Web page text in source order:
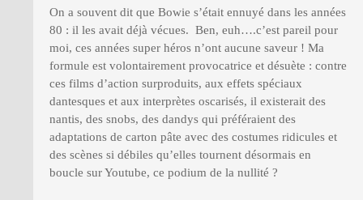
On a souvent dit que Bowie s’était ennuyé dans les années
80 : il les avait déjà vécues. Ben, euh….c’est pareil pour
moi, ces années super héros n’ont aucune saveur ! Ma
formule est volontairement provocatrice et désuète : contre
ces films d’action surproduits, aux effets spéciaux
dantesques et aux interprètes oscarisés, il existerait des
nantis, des snobs, des dandys qui préféraient des
adaptations de carton pâte avec des costumes ridicules et
des scènes si débiles qu’elles tournent désormais en
boucle sur Youtube, ce podium de la nullité ?